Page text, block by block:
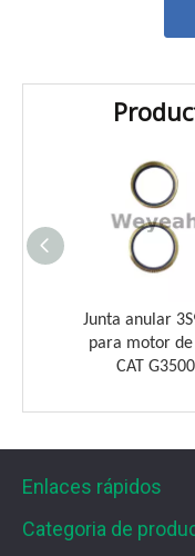
Junta anular
para motor de
CAT G3500
Enlaces rápidos
Categoria de